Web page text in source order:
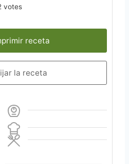
votes
receta
la receta